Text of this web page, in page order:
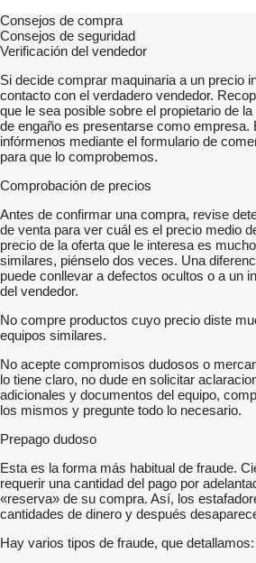
Consejos de compra
Consejos de seguridad
Verificación del vendedor
Si decide comprar maquinaria a un precio
contacto con el verdadero vendedor.
que le sea posible sobre el propietario de
de engaño es presentarse como empresa.
infórmenos mediante el formulario de
para que lo comprobemos.
Comprobación de precios
Antes de confirmar una compra, revise
de venta para ver cuál es el precio medio
precio de la oferta que le interesa es
similares, piénselo dos veces. Una
puede conllevar a defectos ocultos o a un
del vendedor.
No compre productos cuyo precio diste
equipos similares.
No acepte compromisos dudosos o
lo tiene claro, no dude en solicitar
adicionales y documentos del equipo,
los mismos y pregunte todo lo necesario.
Prepago dudoso
Esta es la forma más habitual de fraude.
requerir una cantidad del pago por
«reserva» de su compra. Así, los
cantidades de dinero y después
Hay varios tipos de fraude, que detallamos: